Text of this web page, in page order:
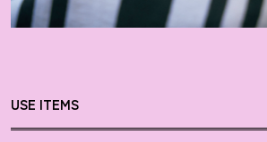
USE ITEMS